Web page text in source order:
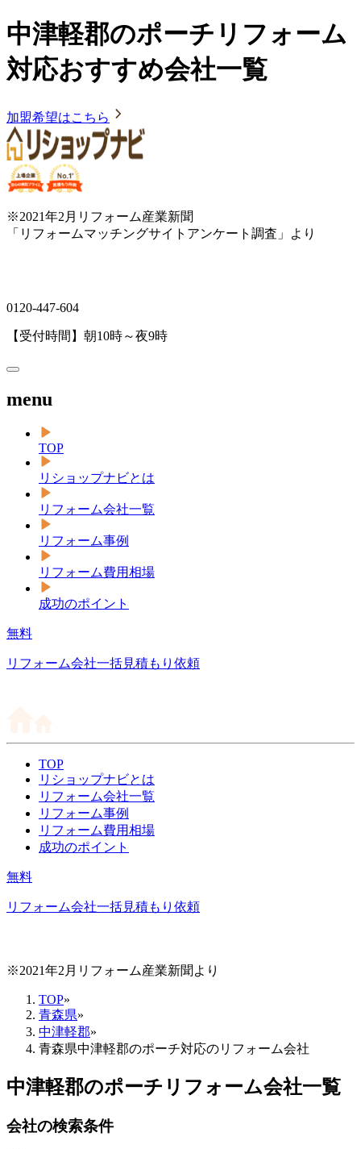
中津軽郡のポーチリフォーム
対応おすすめ会社一覧
加盟希望はこちら
※2021年2月リフォーム産業新聞
「リフォームマッチングサイトアンケート調査」より
0120-447-604
【受付時間】朝10時～夜9時
menu
TOP
リショップナビとは
リフォーム会社一覧
リフォーム事例
リフォーム費用相場
成功のポイント
無料
リフォーム会社一括見積もり依頼
TOP
リショップナビとは
リフォーム会社一覧
リフォーム事例
リフォーム費用相場
成功のポイント
無料
リフォーム会社一括見積もり依頼
※2021年2月リフォーム産業新聞より
TOP»
青森県»
中津軽郡»
青森県中津軽郡のポーチ対応のリフォーム会社
中津軽郡のポーチリフォーム会社一覧
会社の検索条件